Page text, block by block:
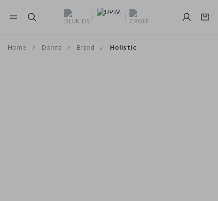
NAVIGATION.ARIA.GOTOMAINCONTENT
Home Donna Brand Holistic